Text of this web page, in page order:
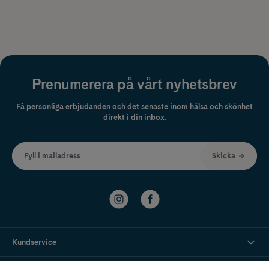
Prenumerera på vårt nyhetsbrev
Få personliga erbjudanden och det senaste inom hälsa och skönhet
direkt i din inbox.
Fyll i mailadress Skicka
Kundservice